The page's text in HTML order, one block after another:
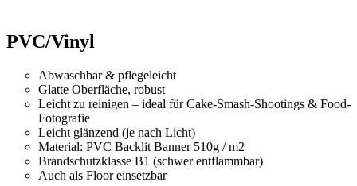
PVC/Vinyl
Abwaschbar & pflegeleicht
Glatte Oberfläche, robust
Leicht zu reinigen – ideal für Cake-Smash-Shootings & Food-
Fotografie
Leicht glänzend (je nach Licht)
Material: PVC Backlit Banner 510g / m2
Brandschutzklasse B1 (schwer entflammbar)
Auch als Floor einsetzbar